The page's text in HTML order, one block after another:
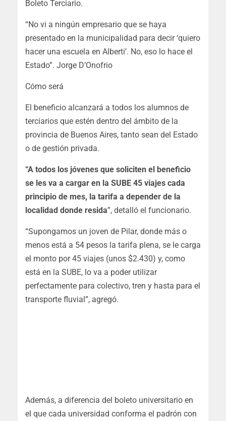
Boleto Terciario.
“No vi a ningún empresario que se haya
presentado en la municipalidad para decir ‘quiero
hacer una escuela en Alberti’. No, eso lo hace el
Estado”. Jorge D’Onofrio
Cómo será
El beneficio alcanzará a todos los alumnos de
terciarios que estén dentro del ámbito de la
provincia de Buenos Aires, tanto sean del Estado
o de gestión privada.
“A todos los jóvenes que soliciten el beneficio
se les va a cargar en la SUBE 45 viajes cada
principio de mes, la tarifa a depender de la
localidad donde resida”, detalló el funcionario.
“Supongamos un joven de Pilar, donde más o
menos está a 54 pesos la tarifa plena, se le carga
el monto por 45 viajes (unos $2.430) y, como
está en la SUBE, lo va a poder utilizar
perfectamente para colectivo, tren y hasta para el
transporte fluvial”, agregó.
Además, a diferencia del boleto universitario en
el que cada universidad conforma el padrón con